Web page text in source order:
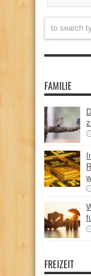
FAMILIE
FREIZEIT